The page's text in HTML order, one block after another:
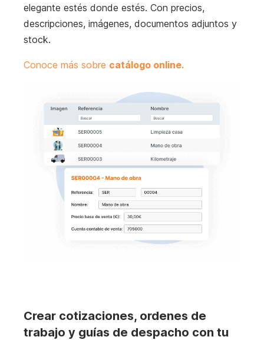
elegante estés donde estés. Con precios,
descripciones, imágenes, documentos adjuntos y
stock.
Conoce más sobre catálogo online.
Crear cotizaciones, ordenes de
trabajo y guías de despacho con tu